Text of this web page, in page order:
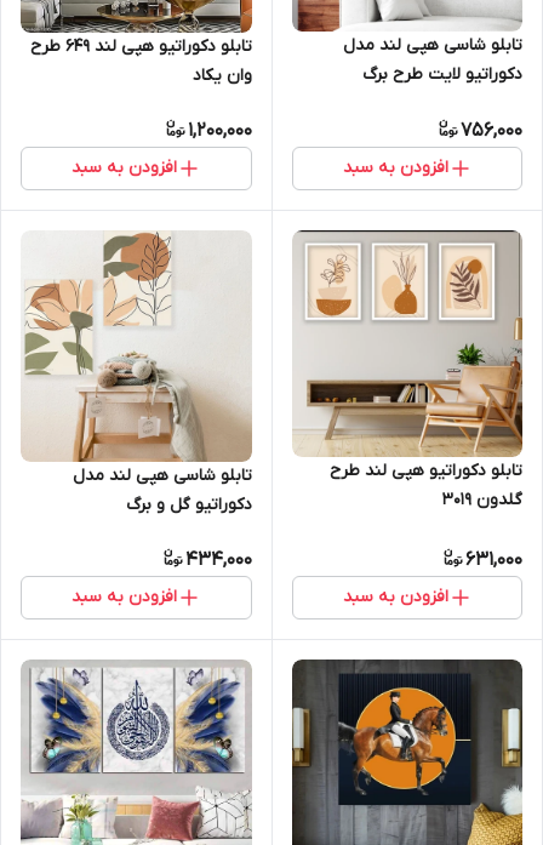
تابلو شاسی هپی لند مدل
دکوراتیو لایت طرح برگ
756,000
افزودن به سبد
تابلو دکوراتیو هپی لند 649 طرح
وان یکاد
1,200,000
افزودن به سبد
تابلو دکوراتیو هپی لند طرح
گلدون 3019
631,000
افزودن به سبد
تابلو شاسی هپی لند مدل
دکوراتیو گل و برگ
434,000
افزودن به سبد